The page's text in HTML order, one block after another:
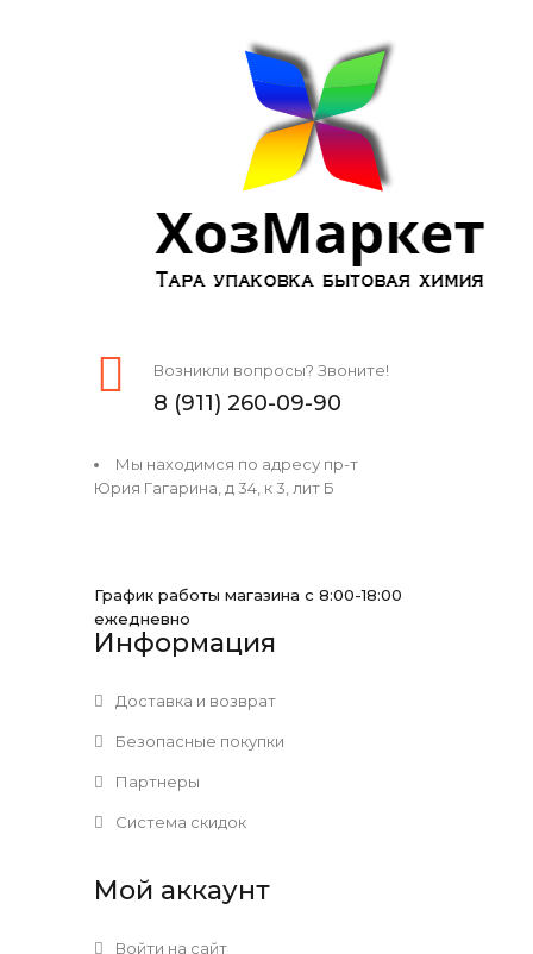
Возникли вопросы? Звоните!
8 (911) 260-09-90
Мы находимся по адресу пр-т
Юрия Гагарина, д 34, к 3, лит Б
График работы магазина с 8:00-18:00
ежедневно
Информация
Доставка и возврат
Безопасные покупки
Партнеры
Система скидок
Мой аккаунт
Войти на сайт